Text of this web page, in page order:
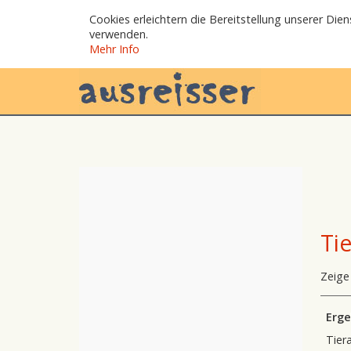
Cookies erleichtern die Bereitstellung unserer
verwenden.
Mehr Info